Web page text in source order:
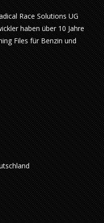
Race Solutions UG
haben über 10 Jahre
Files für Benzin und